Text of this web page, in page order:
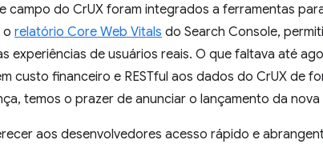
campo do CrUX foram integrados a ferramentas
o relatório Core Web Vitals do Search Console,
experiências de usuários reais. O que faltava até
custo financeiro e RESTful aos dados do CrUX de
temos o prazer de anunciar o lançamento da nova
aos desenvolvedores acesso rápido e